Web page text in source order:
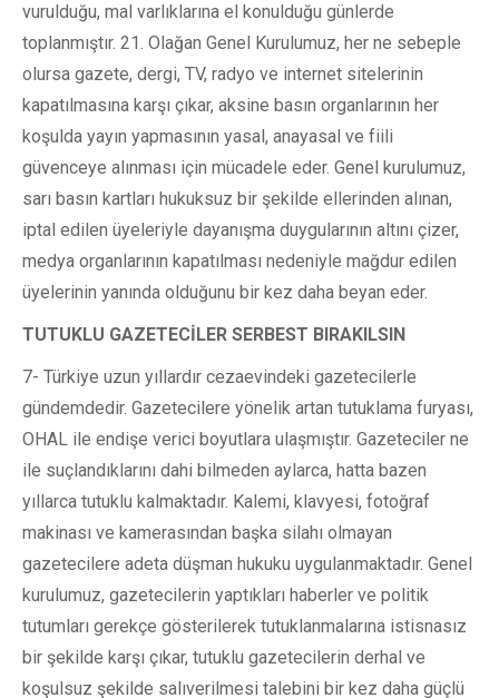
vurulduğu, mal varlıklarına el konulduğu günlerde
toplanmıştır. 21. Olağan Genel Kurulumuz, her ne sebeple
olursa gazete, dergi, TV, radyo ve internet sitelerinin
kapatılmasına karşı çıkar, aksine basın organlarının her
koşulda yayın yapmasının yasal, anayasal ve fiili
güvenceye alınması için mücadele eder. Genel kurulumuz,
sarı basın kartları hukuksuz bir şekilde ellerinden alınan,
iptal edilen üyeleriyle dayanışma duygularının altını çizer,
medya organlarının kapatılması nedeniyle mağdur edilen
üyelerinin yanında olduğunu bir kez daha beyan eder.
TUTUKLU GAZETECİLER SERBEST BIRAKILSIN
7- Türkiye uzun yıllardır cezaevindeki gazetecilerle
gündemdedir. Gazetecilere yönelik artan tutuklama furyası,
OHAL ile endişe verici boyutlara ulaşmıştır. Gazeteciler ne
ile suçlandıklarını dahi bilmeden aylarca, hatta bazen
yıllarca tutuklu kalmaktadır. Kalemi, klavyesi, fotoğraf
makinası ve kamerasından başka silahı olmayan
gazetecilere adeta düşman hukuku uygulanmaktadır. Genel
kurulumuz, gazetecilerin yaptıkları haberler ve politik
tutumları gerekçe gösterilerek tutuklanmalarına istisnasız
bir şekilde karşı çıkar, tutuklu gazetecilerin derhal ve
koşulsuz şekilde salıverilmesi talebini bir kez daha güçlü